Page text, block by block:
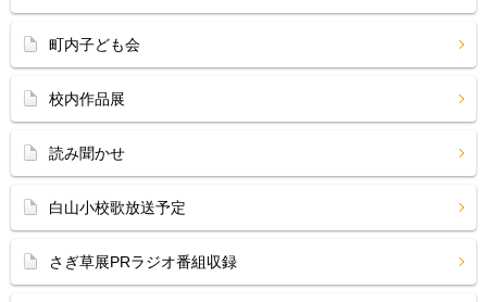
町内子ども会
校内作品展
読み聞かせ
白山小校歌放送予定
さぎ草展PRラジオ番組収録